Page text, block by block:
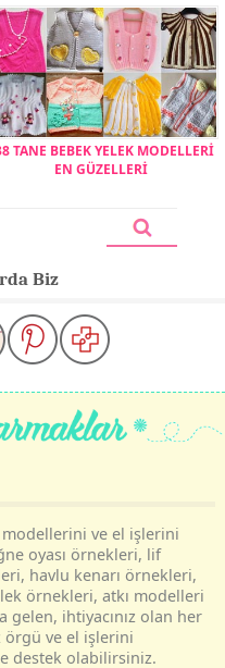
TANE BEBEK YELEK MODELLERİ
EN GÜZELLERİ
Biz
ve el işlerini
oyası örnekleri, lif
havlu kenarı örnekleri,
örnekleri, atkı modelleri
gelen, ihtiyacınız olan her
örgü ve el işlerini
destek olabilirsiniz.